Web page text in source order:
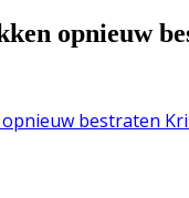
opnieuw